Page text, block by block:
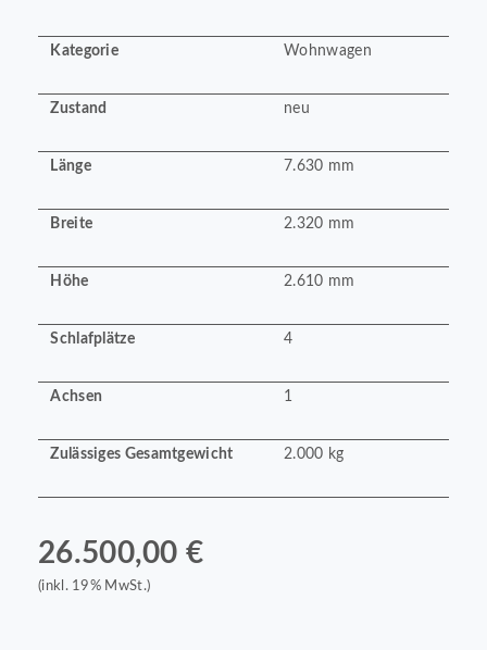
Kategorie Wohnwagen
Zustand neu
Länge 7.630 mm
Breite 2.320 mm
Höhe 2.610 mm
Schlafplätze 4
Achsen 1
Zulässiges Gesamtgewicht 2.000 kg
26.500,00 €
(inkl. 19% MwSt.)